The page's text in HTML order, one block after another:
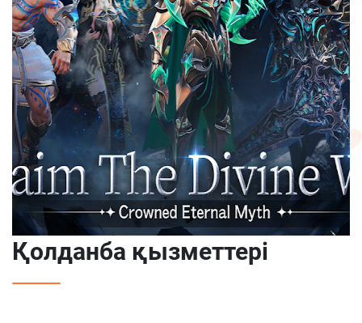
Қолданба қызметтері